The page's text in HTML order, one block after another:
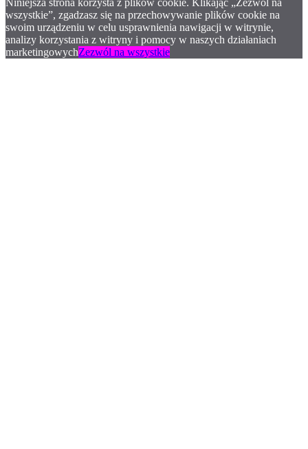
wszystkie”, zgadzasz się na przechowywanie plików cookie na
swoim urządzeniu w celu usprawnienia nawigacji w witrynie,
analizy korzystania z witryny i pomocy w naszych działaniach
marketingowychZezwól na wszystkie